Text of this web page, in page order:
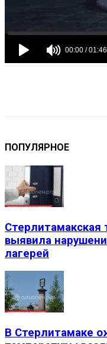
ПОПУЛЯРНОЕ
Стерлитамакская
выявила
лагерей
В Стерлитамаке